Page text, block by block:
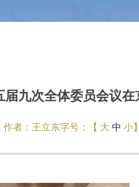
九次全体委员会议在
作者： 王立东字号：【 大 中 小】